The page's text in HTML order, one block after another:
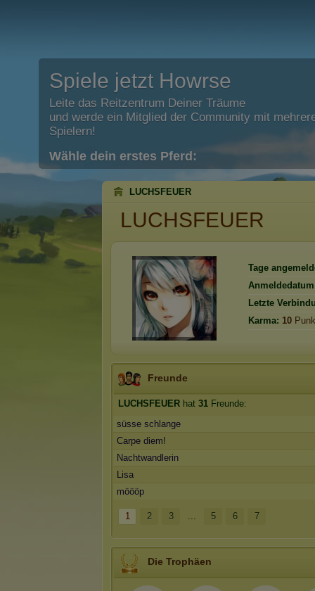
Spiele jetzt Howrse
Leite das Reitzentrum Deiner Träume
und werde ein Mitglied der Community mit
Spielern!
Wähle dein erstes Pferd:
LUCHSFEUER
LUCHSFEUER
Tage
Letzte
Karma: 10
Freunde
LUCHSFEUER hat 31 Freunde:
süsse schlange
Carpe diem!
Nachtwandlerin
Lisa
möööp
1 2 3 ... 5 6 7
Die Trophäen